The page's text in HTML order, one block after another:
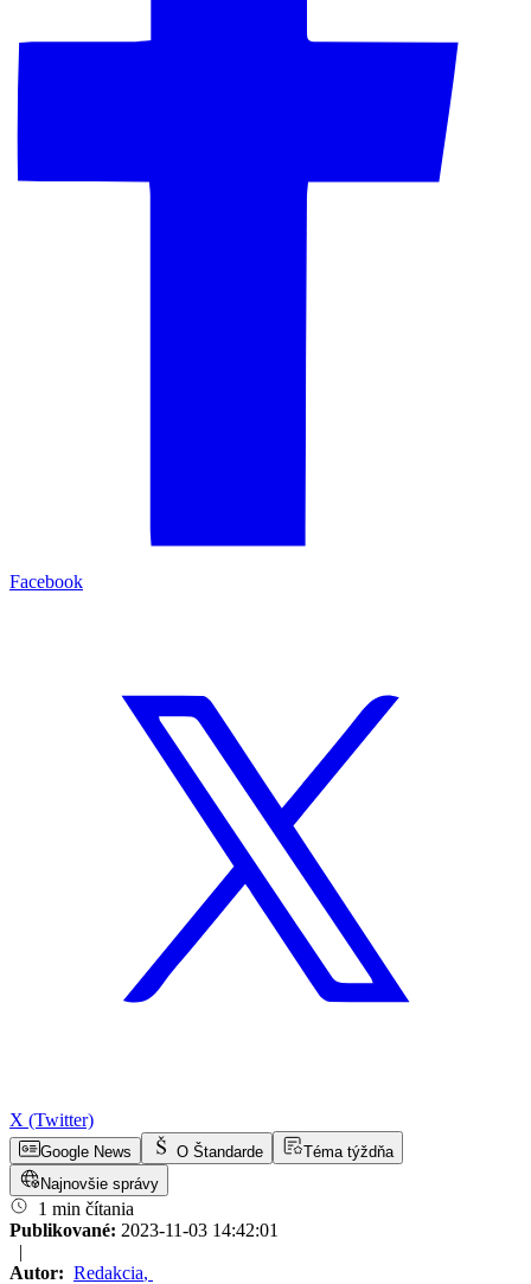
Facebook
X (Twitter)
Google News O Štandarde
Téma týždňa
Najnovšie správy
1 min čítania
Publikované: 2023-11-03 14:42:01
|
Autor: Redakcia,